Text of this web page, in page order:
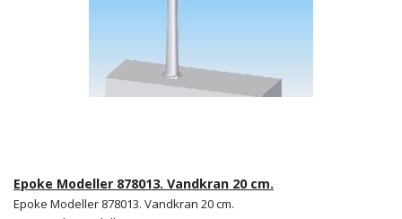
Epoke Modeller 878013. Vandkran 20 cm.
Epoke Modeller 878013. Vandkran 20 cm.